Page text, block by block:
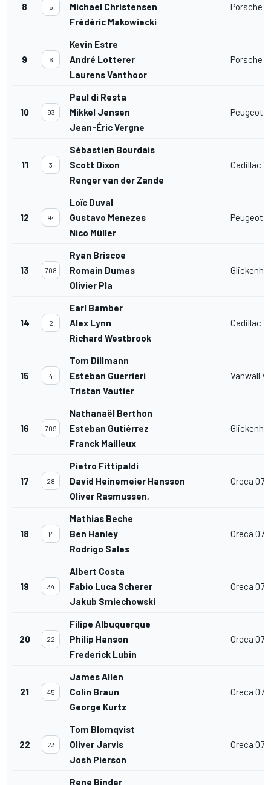
8 5
Michael Christensen
Frédéric Makowiecki
Porsche
9 6
Kevin Estre
André Lotterer
Laurens Vanthoor
Porsche
10 93
Paul di Resta
Mikkel Jensen
Jean-Éric Vergne
Peugeot
11 3
Sébastien Bourdais
Scott Dixon
Renger van der Zande
Cadillac
12 94
Loïc Duval
Gustavo Menezes
Nico Müller
Peugeot
13 708
Ryan Briscoe
Romain Dumas
Olivier Pla
14 2
Earl Bamber
Alex Lynn
Richard Westbrook
Cadillac
15 4
Tom Dillmann
Esteban Guerrieri
Tristan Vautier
Vanwall
16 709
Nathanaël Berthon
Esteban Gutiérrez
Franck Mailleux
17 28
Pietro Fittipaldi
David Heinemeier Hansson
Oliver Rasmussen,
Oreca 07
18 14
Mathias Beche
Ben Hanley
Rodrigo Sales
Oreca 07
19 34
Albert Costa
Fabio Luca Scherer
Jakub Smiechowski
Oreca 07
20 22
Filipe Albuquerque
Philip Hanson
Frederick Lubin
Oreca 07
21 45
James Allen
Colin Braun
George Kurtz
Oreca 07
22 23
Tom Blomqvist
Oliver Jarvis
Josh Pierson
Oreca 07
Rene Binder